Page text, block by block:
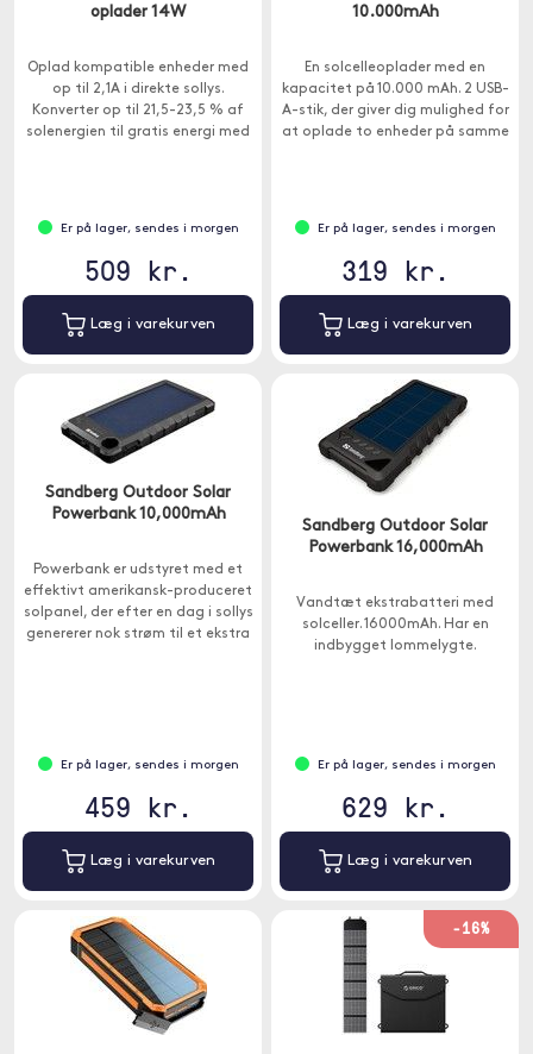
oplader 14W
Oplad kompatible enheder med
op til 2,1A i direkte sollys.
Konverter op til 21,5-23,5 % af
solenergien til gratis energi med
Er på lager, sendes i morgen
509 kr.
Læg i varekurven
10.000mAh
En solcelleoplader med en
kapacitet på 10.000 mAh. 2 USB-
A-stik, der giver dig mulighed for
at oplade to enheder på samme
Er på lager, sendes i morgen
319 kr.
Læg i varekurven
Sandberg Outdoor Solar
Powerbank 10,000mAh
Powerbank er udstyret med et
effektivt amerikansk-produceret
solpanel, der efter en dag i sollys
genererer nok strøm til et ekstra
Er på lager, sendes i morgen
459 kr.
Læg i varekurven
Sandberg Outdoor Solar
Powerbank 16,000mAh
Vandtæt ekstrabatteri med
solceller. 16000mAh. Har en
indbygget lommelygte.
Er på lager, sendes i morgen
629 kr.
Læg i varekurven
-16%